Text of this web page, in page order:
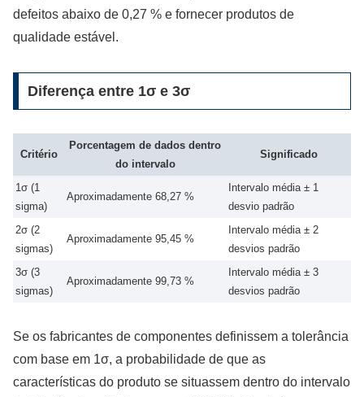
defeitos abaixo de 0,27 % e fornecer produtos de
qualidade estável.
Diferença entre 1σ e 3σ
Critério
Porcentagem de dados dentro
do intervalo
Significado
1σ (1
sigma)
Aproximadamente 68,27 %
Intervalo média ± 1
desvio padrão
2σ (2
sigmas)
Aproximadamente 95,45 %
Intervalo média ± 2
desvios padrão
3σ (3
sigmas)
Aproximadamente 99,73 %
Intervalo média ± 3
desvios padrão
Se os fabricantes de componentes definissem a tolerância
com base em 1σ, a probabilidade de que as
características do produto se situassem dentro do intervalo